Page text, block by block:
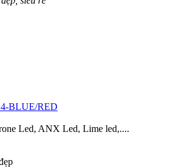
BLUE/RED
Led, ANX Led, Lime led,....